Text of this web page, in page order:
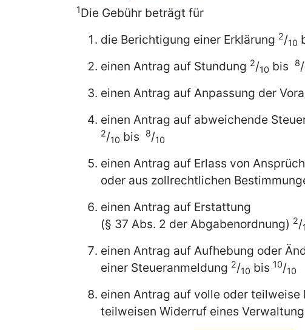
1Die Gebühr beträgt für
die Berichtigung einer Erklärung 2/10
einen Antrag auf Stundung 2/10 bis 8/
einen Antrag auf Anpassung der
einen Antrag auf abweichende
2/10 bis 8/10
einen Antrag auf Erlass von
oder aus zollrechtlichen
einen Antrag auf Erstattung
(§ 37 Abs. 2 der Abgabenordnung) 2/
einen Antrag auf Aufhebung oder
einer Steueranmeldung 2/10 bis 10/10
einen Antrag auf volle oder
teilweisen Widerruf eines